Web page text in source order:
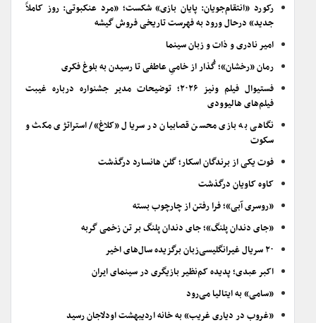
رکورد «انتقام‌جویان: پایان بازی» شکست؛ «مرد عنکبوتی: روز کاملاً
جدید» درحال ورود به فهرست تاریخی فروش گیشه
امیر نادری و ذات و زبان سینما
رمان «رخشان»؛ گُذار از خامیِ عاطفی تا رسیدن به بلوغ فکری
فستیوال فیلم ونیز ۲۰۲۶؛ توضیحات مدیر جشنواره درباره غیبت
فیلم‌های هالیوودی
نگاهی به بازی محسن قصابیان در سریال «کلاغ»/ استراتژی مکث و
سکوت
فوت یکی از برندگان اسکار؛ گلن هانسارد درگذشت
کاوه کاویان درگذشت
«روسری آبی»؛ فرا رفتن از چارچوب بسته
«جای دندان پلنگ»؛ جای دندان پلنگ بر تن زخمی گربه
۲۰ سریال غیرانگلیسی‌زبان برگزیده سال‌های اخیر
اکبر عبدی؛ پدیده کم‌نظیر بازیگری در سینمای ایران
«سامی» به ایتالیا می‌رود
«غروب در دیاری غریب» به خانه اردیبهشت اودلاجان رسید